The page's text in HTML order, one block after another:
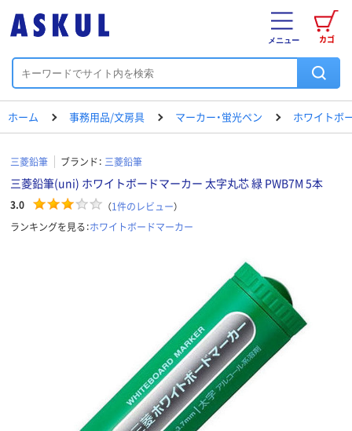
カゴ
メニュー
ホーム 事務用品/文房具 マーカー・蛍光ペン ホワイトボ
三菱鉛筆 ブランド： 三菱鉛筆
三菱鉛筆(uni) ホワイトボードマーカー 太字丸芯 緑 PWB7M 5本
3.0 （1件のレビュー）
ランキングを見る：ホワイトボードマーカー